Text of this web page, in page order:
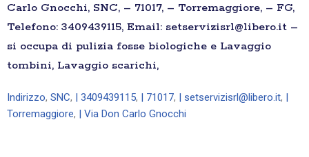
Carlo Gnocchi, SNC, – 71017, – Torremaggiore, – FG,
Telefono: 3409439115, Email: setservizisrl@libero.it –
si occupa di pulizia fosse biologiche e Lavaggio
tombini, Lavaggio scarichi,
Indirizzo, SNC, | 3409439115, | 71017, | setservizisrl@libero.it,
Torremaggiore, | Via Don Carlo Gnocchi